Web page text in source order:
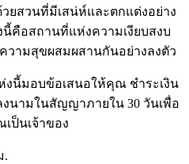
ยสวนที่มีเสน่ห์และตกแต่งอย่าง
คือสถานที่แห่งความเงียบสงบ
ามสุขผสมผสานกันอย่างลงตัว
งนี้มอบข้อเสนอให้คุณ ชำระเงิน
งนามในสัญญาภายใน 30 วันเพื่อ
ป็นเจ้าของ
.